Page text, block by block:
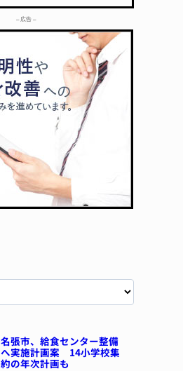
– 広告 –
名張市、給食センター整備
へ実施計画案 14小学校集
約の年次計画も